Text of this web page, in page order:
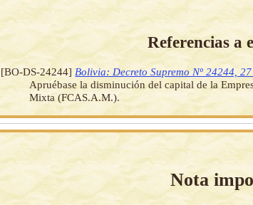
Referencias a
[BO-DS-24244] Bolivia: Decreto Supremo Nº 24244,
Apruébase la disminución del capital de la
Mixta (FCAS.A.M.).
Nota